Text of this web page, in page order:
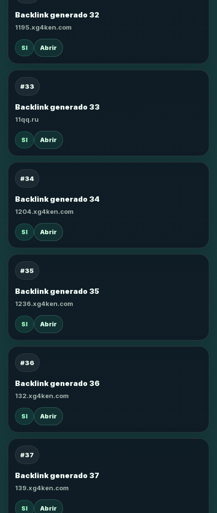
Backlink generado 32
1195.xg4ken.com
SI Abrir
#33
Backlink generado 33
11qq.ru
SI Abrir
#34
Backlink generado 34
1204.xg4ken.com
SI Abrir
#35
Backlink generado 35
1236.xg4ken.com
SI Abrir
#36
Backlink generado 36
132.xg4ken.com
SI Abrir
#37
Backlink generado 37
139.xg4ken.com
SI Abrir